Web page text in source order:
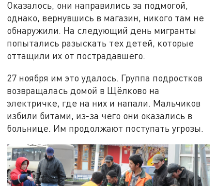
Оказалось, они направились за подмогой,
однако, вернувшись в магазин, никого там не
обнаружили. На следующий день мигранты
попытались разыскать тех детей, которые
оттащили их от пострадавшего.
27 ноября им это удалось. Группа подростков
возвращалась домой в Щёлково на
электричке, где на них и напали. Мальчиков
избили битами, из-за чего они оказались в
больнице. Им продолжают поступать угрозы.